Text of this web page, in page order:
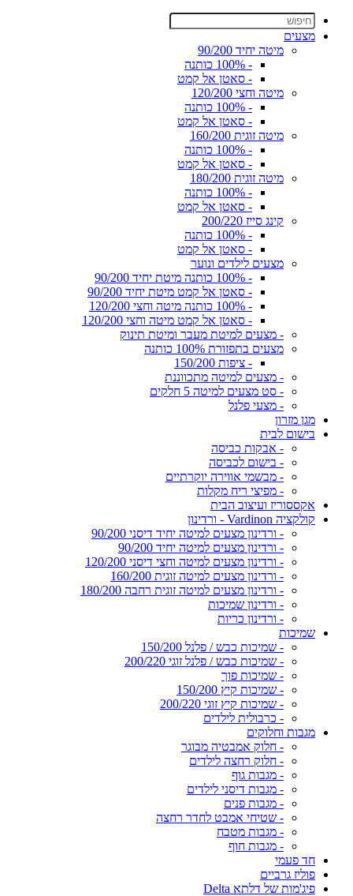
מצעים
מיטה יחיד 90/200
- 100% כותנה
- סאטן אל קמט
מיטה וחצי 120/200
- 100% כותנה
- סאטן אל קמט
מיטה זוגית 160/200
- 100% כותנה
- סאטן אל קמט
מיטה זוגית 180/200
- 100% כותנה
- סאטן אל קמט
קינג סייז 200/220
- 100% כותנה
- סאטן אל קמט
מצעים לילדים ונוער
- 100% כותנה מיטת יחיד 90/200
- סאטן אל קמט מיטת יחיד 90/200
- 100% כותנה מיטה וחצי 120/200
- סאטן אל קמט מיטה וחצי 120/200
- מצעים למיטת מעבר ומיטת תינוק
מצעים בתפזורת 100% כותנה
- ציפות 150/200
- מצעים למיטה מתכווננת
- סט מצעים למיטה 5 חלקים
- מצעי פלנל
מגן מזרון
בישום לבית
- אבקות כביסה
- בישום לכביסה
- מבשמי אווירה יוקרתיים
- מפיצי ריח מקלות
אקססוריז ועיצוב הבית
קולקציה Vardinon - ורדינון
- ורדינון מצעים למיטה יחיד דיסני 90/200
- ורדינון מצעים למיטה יחיד 90/200
- ורדינון מצעים למיטה וחצי דיסני 120/200
- ורדינון מצעים למיטה זוגית 160/200
- ורדינון מצעים למיטה זוגית רחבה 180/200
- ורדינון שמיכות
- ורדינון כריות
שמיכות
- שמיכות כבש / פלנל 150/200
- שמיכות כבש / פלנל זוגי 200/220
- שמיכות פוך
- שמיכות קיץ 150/200
- שמיכות קיץ זוגי 200/220
- כרבולית לילדים
מגבות וחלוקים
- חלוק אמבטיה מבוגר
- חלוק רחצה לילדים
- מגבות גוף
- מגבות דיסני לילדים
- מגבות פנים
- שטיחי אמבט לחדר רחצה
- מגבות מטבח
- מגבות חוף
חד פעמי
פוליז גרביים
פיג'מות של דלתא Delta